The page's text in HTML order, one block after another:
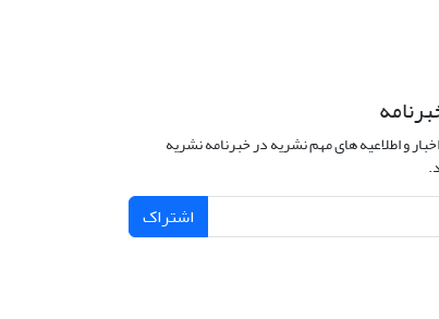
و اطلاعیه های مهم نشریه در خبرنامه نشریه
اشتراک